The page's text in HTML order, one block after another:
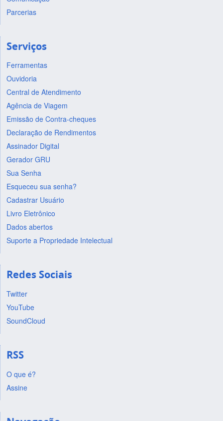
Parcerias
Serviços
Ferramentas
Ouvidoria
Central de Atendimento
Agência de Viagem
Emissão de Contra-cheques
Declaração de Rendimentos
Assinador Digital
Gerador GRU
Sua Senha
Esqueceu sua senha?
Cadastrar Usuário
Livro Eletrônico
Dados abertos
Suporte a Propriedade Intelectual
Redes Sociais
Twitter
YouTube
SoundCloud
RSS
O que é?
Assine